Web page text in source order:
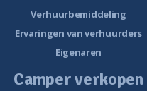
Verhuurbemiddeling
Ervaringen van verhuurders
Eigenaren
Camper verkopen